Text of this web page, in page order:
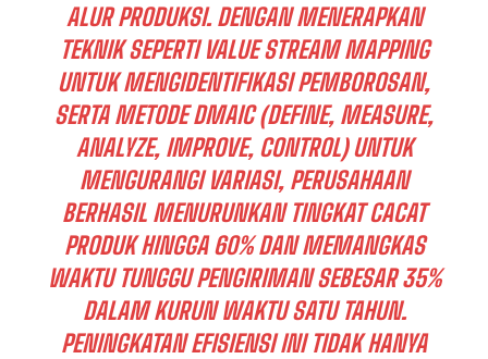
ALUR PRODUKSI. DENGAN MENERAPKAN
TEKNIK SEPERTI VALUE STREAM MAPPING
UNTUK MENGIDENTIFIKASI PEMBOROSAN,
SERTA METODE DMAIC (DEFINE, MEASURE,
ANALYZE, IMPROVE, CONTROL) UNTUK
MENGURANGI VARIASI, PERUSAHAAN
BERHASIL MENURUNKAN TINGKAT CACAT
PRODUK HINGGA 60% DAN MEMANGKAS
WAKTU TUNGGU PENGIRIMAN SEBESAR 35%
DALAM KURUN WAKTU SATU TAHUN.
PENINGKATAN EFISIENSI INI TIDAK HANYA